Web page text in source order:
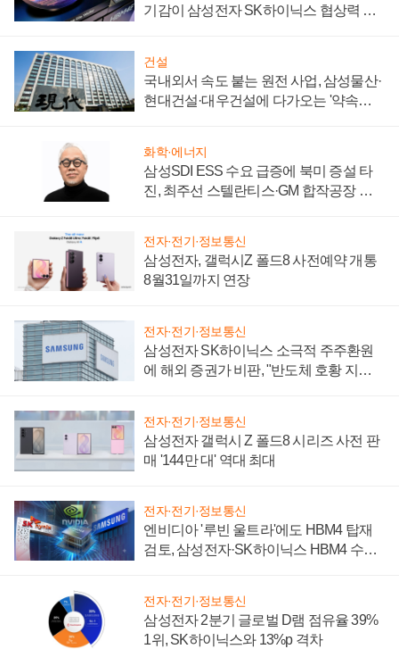
기감이 삼성전자 SK하이닉스 협상력 더
건설
국내외서 속도 붙는 원전 사업, 삼성물산·
현대건설·대우건설에 다가오는 '약속의
화학·에너지
삼성SDI ESS 수요 급증에 북미 증설 타
진, 최주선 스텔란티스·GM 합작공장 건
전자·전기·정보통신
삼성전자, 갤럭시Z 폴드8 사전예약 개통
8월31일까지 연장
전자·전기·정보통신
삼성전자 SK하이닉스 소극적 주주환원
에 해외 증권가 비판, "반도체 호황 지속
전자·전기·정보통신
삼성전자 갤럭시 Z 폴드8 시리즈 사전 판
매 '144만 대' 역대 최대
전자·전기·정보통신
엔비디아 '루빈 울트라'에도 HBM4 탑재
검토, 삼성전자·SK하이닉스 HBM4 수율
전자·전기·정보통신
삼성전자 2분기 글로벌 D램 점유율 39%
1위, SK하이닉스와 13%p 격차